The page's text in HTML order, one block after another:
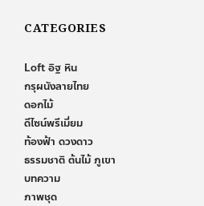
CATEGORIES
Loft อิฐ หิน
กรุผนังลายไทย
ดอกไม้
ดีไซน์พรีเมี่ยม
ท้องฟ้า ดวงดาว
ธรรมชาติ ต้นไม้ ภูเขา
บทความ
ภาพชุด